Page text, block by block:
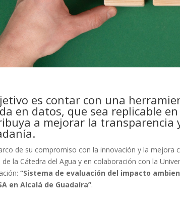
es contar con una
en datos, que sea replicable
a mejorar la transparencia
de su compromiso con la innovación y la mejora
de la Cátedra del Agua y en colaboración con la
“Sistema de evaluación del impacto
en Alcalá de Guadaíra”.